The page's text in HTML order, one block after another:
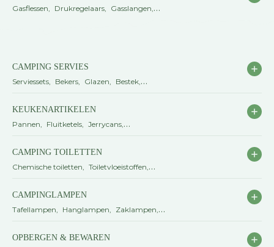
koken
Gasflessen
Drukregelaars
Gasslangen
CAMPING SERVIES
Serviessets
Bekers Glazen
Bestek
KEUKENARTIKELEN
Pannen
Fluitketels
Jerrycans
keukenartikelen
CAMPING TOILETTEN
Chemische toiletten
Toiletvloeistoffen
Toiletaccessoires
Bekijk alle camping
toiletten
CAMPINGLAMPEN
Tafellampen
Hanglampen
Zaklampen
campinglampen
OPBERGEN & BEWAREN